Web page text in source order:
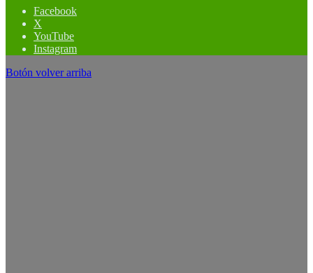
Facebook
X
YouTube
Instagram
Botón volver arriba